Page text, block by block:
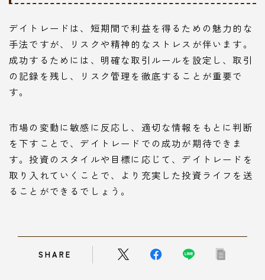
デイトレードは、短期間で利益を得るための魅力的な
手法ですが、リスクや精神的なストレスが伴います。
成功するためには、明確な取引ルールを設定し、取引
の記録を残し、リスク管理を徹底することが重要で
す。
市場の変動に敏感に反応し、適切な情報をもとに判断
を下すことで、デイトレードでの成功が期待できま
す。投資のスタイルや目標に応じて、デイトレードを
取り入れていくことで、より充実した投資ライフを送
ることができるでしょう。
SHARE